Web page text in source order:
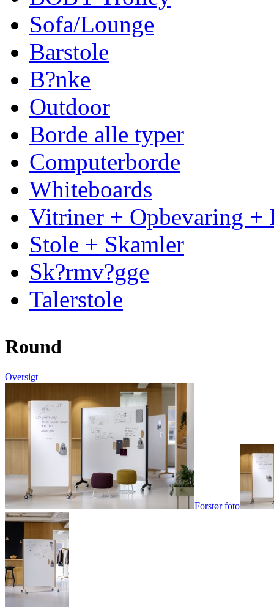
Sofa/Lounge
Barstole
B?nke
Outdoor
Borde alle typer
Computerborde
Whiteboards
Vitriner + Opbevaring +
Stole + Skamler
Sk?rmv?gge
Talerstole
Round
Oversigt
Forstør foto